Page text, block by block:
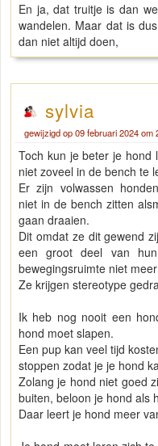
En ja, dat truitje is dan
wandelen. Maar dat is
dan niet altijd doen,
sylvia
gewijzigd op 09 februari 2024 om
Toch kun je beter je hond
niet zoveel in de bench te
Er zijn volwassen
niet in de bench zitten
gaan draaien.
Dit omdat ze dit gewend
een groot deel van
bewegingsruimte niet
Ze krijgen stereotype
Ik heb nog nooit een
hond moet slapen.
Een pup kan veel tijd
stoppen zodat je je hond
Zolang je hond niet goed
buiten, beloon je hond als
Daar leert je hond meer